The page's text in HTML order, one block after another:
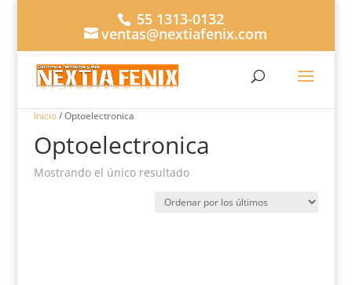
55 1313-0132
ventas@nextiafenix.com
Inicio/ Optoelectronica
Optoelectronica
Mostrando el único resultado